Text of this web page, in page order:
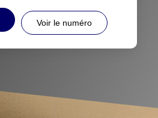
Voir le numéro